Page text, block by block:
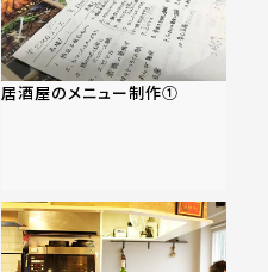
居酒屋のメニュー制作①